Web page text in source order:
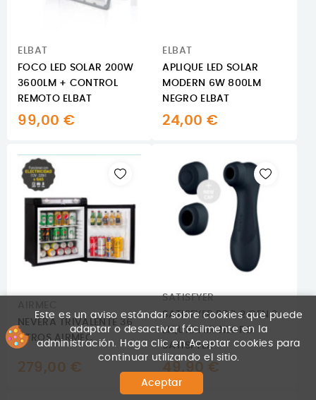
ELBAT
FOCO LED SOLAR 200W
3600LM + CONTROL
REMOTO ELBAT
99,00 €
ELBAT
APLIQUE LED SOLAR
MODERN 6W 800LM
NEGRO ELBAT
24,00 €
NEVERA TRIVALENTE 36
LITROS AIRMEC
279,00 €
SATISFYER
SATISFYER PRO 2 GEN 3
LIQUID AIR NEGRO
SATISFYER
49,90 €
Este es un aviso estándar sobre cookies que puede
adaptar o desactivar fácilmente en la
administración. Haga clic en Aceptar cookies para
continuar utilizando el sitio.
Aceptar